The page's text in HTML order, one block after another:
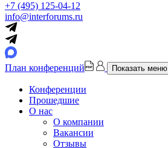
+7 (495) 125-04-12
info@interforums.ru
План конференций Показать меню
Конференции
Прошедшие
О нас
О компании
Вакансии
Отзывы